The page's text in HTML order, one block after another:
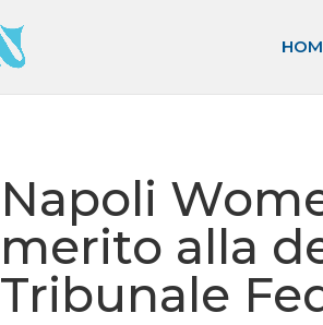
Napoli
merito alla
Tribunale